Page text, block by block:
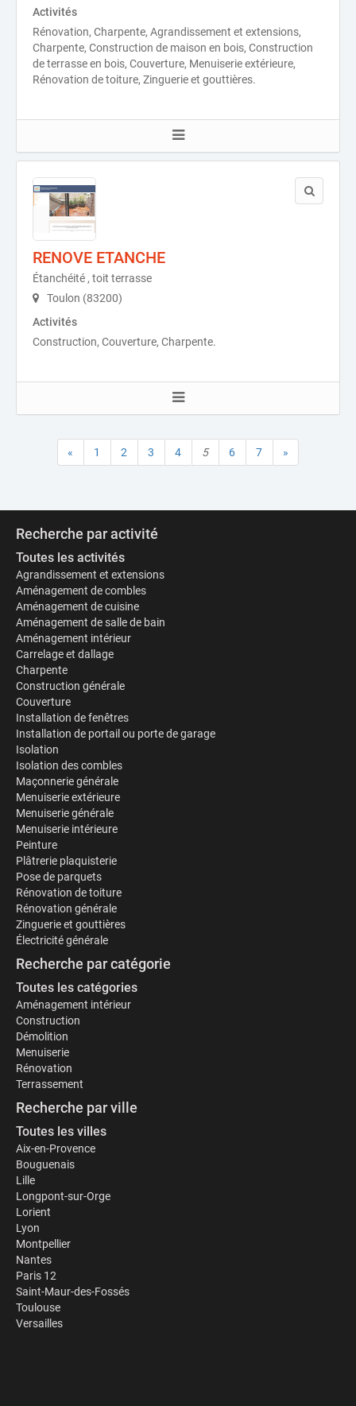
Activités
Rénovation, Charpente, Agrandissement et extensions,
Charpente, Construction de maison en bois, Construction
de terrasse en bois, Couverture, Menuiserie extérieure,
Rénovation de toiture, Zinguerie et gouttières.
RENOVE ETANCHE
Étanchéité , toit terrasse
Toulon (83200)
Activités
Construction, Couverture, Charpente.
« 1 2 3 4 5 6 7 »
Recherche par activité
Toutes les activités
Agrandissement et extensions
Aménagement de combles
Aménagement de cuisine
Aménagement de salle de bain
Aménagement intérieur
Carrelage et dallage
Charpente
Construction générale
Couverture
Installation de fenêtres
Installation de portail ou porte de garage
Isolation
Isolation des combles
Maçonnerie générale
Menuiserie extérieure
Menuiserie générale
Menuiserie intérieure
Peinture
Plâtrerie plaquisterie
Pose de parquets
Rénovation de toiture
Rénovation générale
Zinguerie et gouttières
Électricité générale
Recherche par catégorie
Toutes les catégories
Aménagement intérieur
Construction
Démolition
Menuiserie
Rénovation
Terrassement
Recherche par ville
Toutes les villes
Aix-en-Provence
Bouguenais
Lille
Longpont-sur-Orge
Lorient
Lyon
Montpellier
Nantes
Paris 12
Saint-Maur-des-Fossés
Toulouse
Versailles